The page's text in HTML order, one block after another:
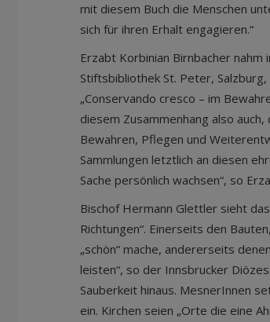
mit diesem Buch die Menschen
sich für ihren Erhalt engagieren.“
Erzabt Korbinian Birnbacher
Stiftsbibliothek St. Peter,
„Conservando cresco – im
diesem Zusammenhang also
Bewahren, Pflegen und
Sammlungen letztlich an diesen
Sache persönlich wachsen“, so
Bischof Hermann Glettler sieht
Richtungen“. Einerseits den
„schön“ mache, andererseits
leisten“, so der Innsbrucker
Sauberkeit hinaus. MesnerInnen
ein. Kirchen seien „Orte die eine